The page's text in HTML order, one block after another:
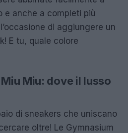
e anche a completi più
di aggiungere un
E tu, quale colore
Miu: dove il lusso
di sneakers che uniscano
oltre! Le Gymnasium